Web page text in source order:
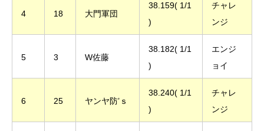
4 18 大門軍団
38.159( 1/1
)
チャレ
ンジ
5 3 W佐藤
38.182( 1/1
)
エンジ
ョイ
6 25 ヤンヤ防’ｓ
38.240( 1/1
)
チャレ
ンジ